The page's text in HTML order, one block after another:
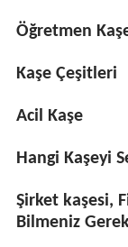
Öğretmen
Kaşe Çeşitleri
Acil Kaşe
Hangi Kaşeyi
Şirket kaşesi,
Bilmeniz